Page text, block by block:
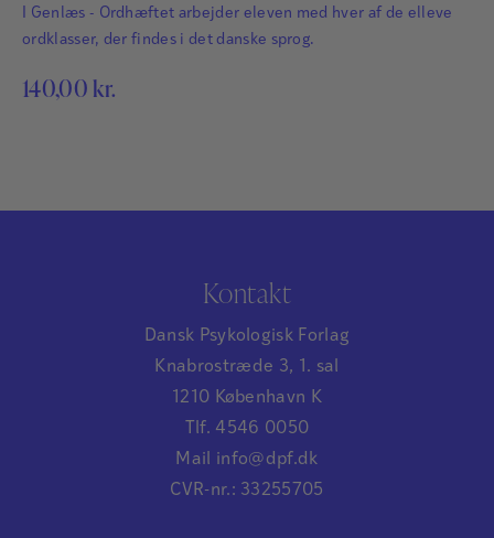
I Genlæs - Ordhæftet arbejder eleven med hver af de elleve
ordklasser, der findes i det danske sprog.
140,00 kr.
Kontakt
Dansk Psykologisk Forlag
Knabrostræde 3, 1. sal
1210 København K
Tlf. 4546 0050
Mail info@dpf.dk
CVR-nr.: 33255705